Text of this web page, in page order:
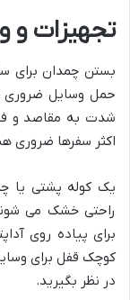
تجهیزات و
بستن چمدان برای
حمل وسایل ضروری
شدت به مقاصد و
اکثر سفرها ضروری
یک کوله پشتی یا
راحتی خشک می
برای پیاده روی
کوچک قفل برای
در نظر بگیرید.